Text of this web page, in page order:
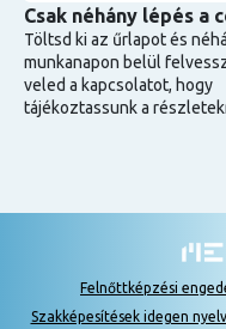
Csak néhány lépés a
Töltsd ki az űrlapot és
munkanapon belül
veled a kapcsolatot, hogy
tájékoztassunk a
Felnőttképzési
Szakképesítések idegen